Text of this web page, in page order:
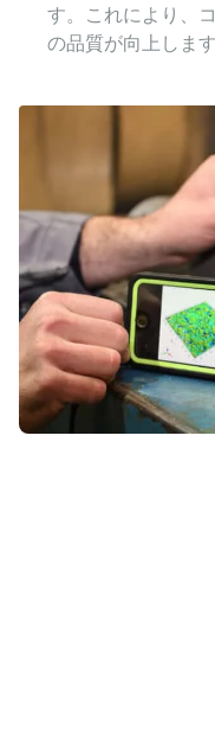
す。これにより、
の品質が向上します